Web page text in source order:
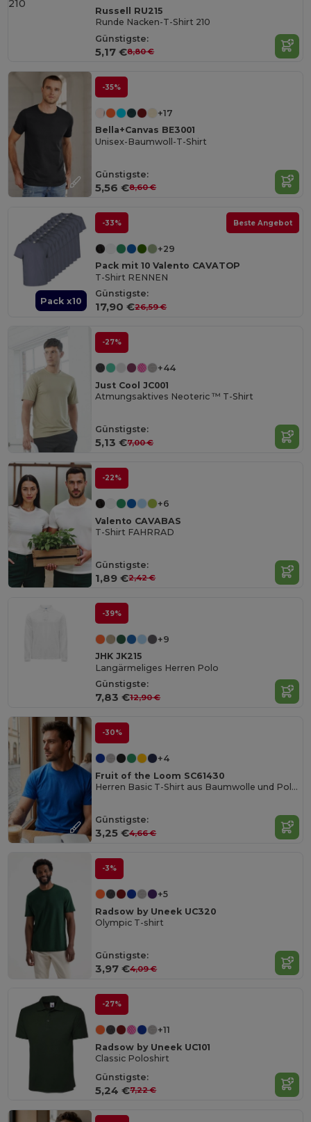
Russell RU215
Runde Nacken-T-Shirt 210
Günstigste:
5,17 €8,80 €
-35%
+17
Bella+Canvas BE3001
Unisex-Baumwoll-T-Shirt
Günstigste:
5,56 €8,60 €
Pack x10
-33% Beste Angebot
+29
Pack mit 10 Valento CAVATOP
T-Shirt RENNEN
Günstigste:
17,90 €26,59 €
-27%
+44
Just Cool JC001
Atmungsaktives Neoteric ™ T-Shirt
Günstigste:
5,13 €7,00 €
-22%
+6
Valento CAVABAS
T-Shirt FAHRRAD
Günstigste:
1,89 €2,42 €
-39%
+9
JHK JK215
Langärmeliges Herren Polo
Günstigste:
7,83 €12,90 €
-30%
+4
Fruit of the Loom SC61430
Herren Basic T-Shirt aus Baumwolle und Polyester
Günstigste:
3,25 €4,66 €
-3%
+5
Radsow by Uneek UC320
Olympic T-shirt
Günstigste:
3,97 €4,09 €
-27%
+11
Radsow by Uneek UC101
Classic Poloshirt
Günstigste:
5,24 €7,22 €